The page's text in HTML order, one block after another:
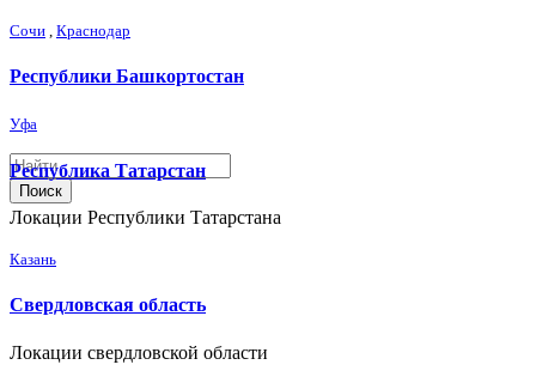
Поиск
Сочи Краснодар
Республики Башкортостан
Уфа
Республика Татарстан
Локации Республики Татарстана
Казань
Свердловская область
Локации свердловской области